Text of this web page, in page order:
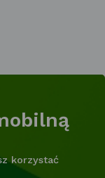
korzystać